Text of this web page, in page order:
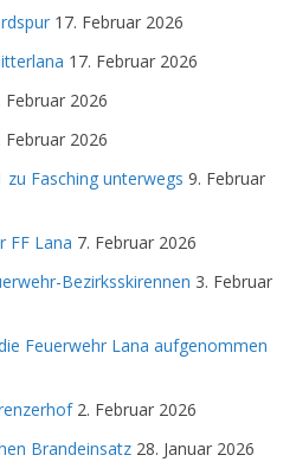
17. Februar 2026
17. Februar 2026
Februar 2026
Februar 2026
zu Fasching unterwegs 9. Februar
FF Lana 7. Februar 2026
Bezirksskirennen 3. Februar
Feuerwehr Lana aufgenommen
2. Februar 2026
Brandeinsatz 28. Januar 2026